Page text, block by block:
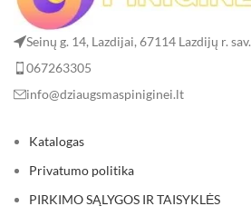
Seinų g. 14, Lazdijai, 67114 Lazdijų r. sav.
067263305
info@dziaugsmaspiniginei.lt
Katalogas
Privatumo politika
PIRKIMO SĄLYGOS IR TAISYKLĖS